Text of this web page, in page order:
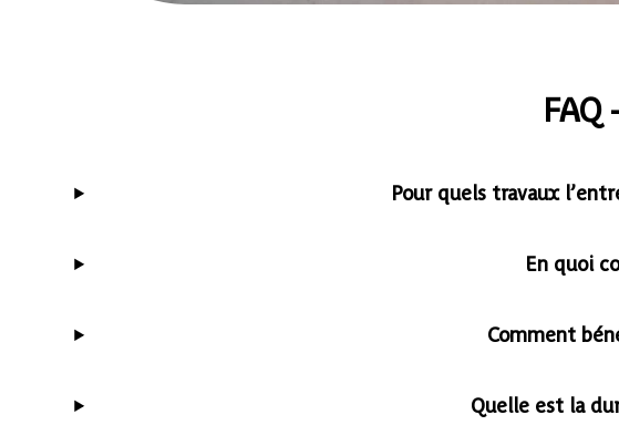
Pour quels travaux
En quoi
Comment
Quelle est la